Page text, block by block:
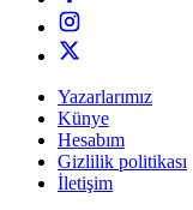
Yazarlarımız
Künye
Hesabım
Gizlilik politikası
İletişim